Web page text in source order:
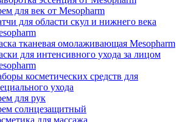
для век от Mesopharm
для области скул и нижнего века
тканевая омолаживающая Mesopharm
для интенсивного ухода за лицом
косметических средств для
ухода
для рук
солнцезащитный
для массажа